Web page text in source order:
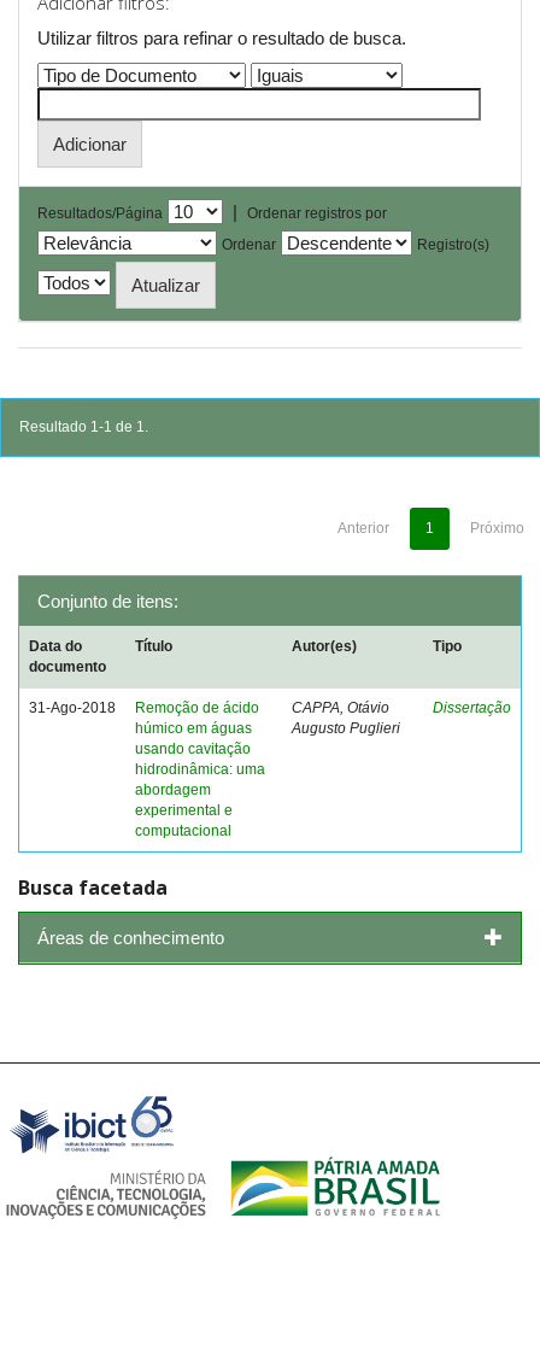
Utilizar filtros para refinar o resultado de busca.
Resultados/Página |
Ordenar registros por
Ordenar
Registro(s)
Resultado 1-1 de 1.
Anterior 1 Próximo
Conjunto de itens:
Data do
documento
Título Autor(es) Tipo
31-Ago-2018
Remoção de ácido
húmico em águas
usando cavitação
hidrodinâmica: uma
abordagem
experimental e
computacional
CAPPA, Otávio
Augusto Puglieri
Dissertação
Busca facetada
Áreas de conhecimento